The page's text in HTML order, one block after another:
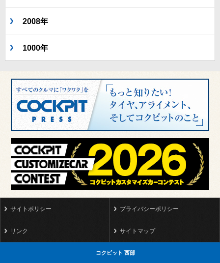
2008年
1000年
サイトポリシー プライバシーポリシー
リンク サイトマップ
コクピット 西部